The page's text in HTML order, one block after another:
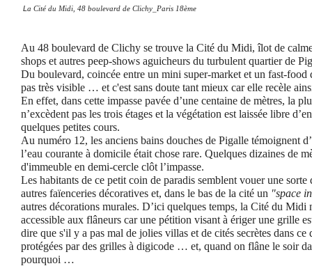
L a Cité du Midi, 48 boulevard de Clichy_Paris 18ème
Au 48 boulevard de Clichy se trouve la Cité du Midi, îlot de
shops et autres peep-shows aguicheurs du turbulent quartier de
Du boulevard, coincée entre un mini super-market et un fast-food
pas très visible … et c'est sans doute tant mieux car elle recèle
En effet, dans cette impasse pavée d’une centaine de mètres, la
n’excèdent pas les trois étages et la végétation est laissée libre
quelques petites cours.
Au numéro 12, les anciens bains douches de Pigalle témoignent
l’eau courante à domicile était chose rare. Quelques dizaines de
d'immeuble en demi-cercle clôt l’impasse.
Les habitants de ce petit coin de paradis semblent vouer une sorte
autres faïenceries décoratives et, dans le bas de la cité un "space
autres décorations murales. D’ici quelques temps, la Cité du Midi
accessible aux flâneurs car une pétition visant à ériger une grille
dire que s'il y a pas mal de jolies villas et de cités secrètes dans ce
protégées par des grilles à digicode … et, quand on flâne le soir
pourquoi …